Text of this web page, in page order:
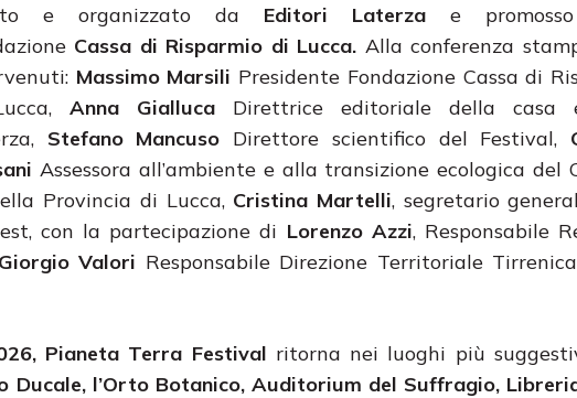
e organizzato da Editori Laterza e
Cassa di Risparmio di Lucca. Alla conferenza
Massimo Marsili Presidente Fondazione Cassa di
Anna Gialluca Direttrice editoriale della casa
Stefano Mancuso Direttore scientifico del Festival,
Assessora all’ambiente e alla transizione ecologica del
Provincia di Lucca, Cristina Martelli, segretario
con la partecipazione di Lorenzo Azzi, Responsabile
Valori Responsabile Direzione Territoriale
Pianeta Terra Festival ritorna nei luoghi più
Ducale, l’Orto Botanico, Auditorium del Suffragio,